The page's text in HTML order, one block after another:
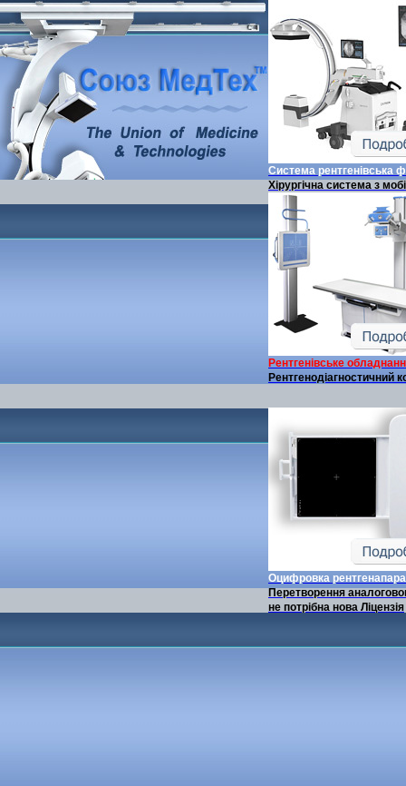
Система рентгенівська
Хірургічна система з
Рентгенівське
Рентгенодіагностичний
Оцифровка
Перетворення
не потрібна нова Ліцензія